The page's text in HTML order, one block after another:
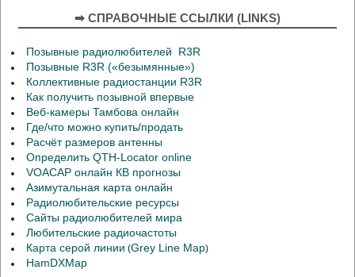
➡ СПРАВОЧНЫЕ ССЫЛКИ (LINKS)
Позывные радиолюбителей R3R
Позывные R3R («безымянные»)
Коллективные радиостанции R3R
Как получить позывной впервые
Веб-камеры Тамбова онлайн
Где/что можно купить/продать
Расчёт размеров антенны
Определить QTH-Locator online
VOACAP онлайн КВ прогнозы
Азимутальная карта онлайн
Радиолюбительские ресурсы
Сайты радиолюбителей мира
Любительские радиочастоты
Карта серой линии (Grey Line Map)
HamDXMap